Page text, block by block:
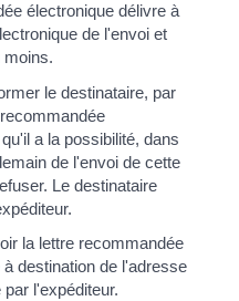
électronique délivre à
de l'envoi et
moins.
le destinataire, par
a la possibilité, dans
de l'envoi de cette
Le destinataire
la lettre recommandée
destination de l'adresse
l'expéditeur.